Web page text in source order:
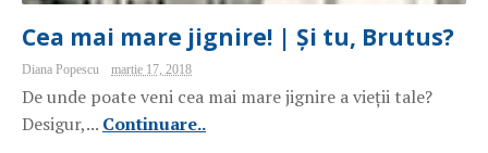
Cea mai mare jignire! | Și tu, Brutus?
Diana Popescu martie 17, 2018
De unde poate veni cea mai mare jignire a vieții tale?
Desigur,... Continuare..